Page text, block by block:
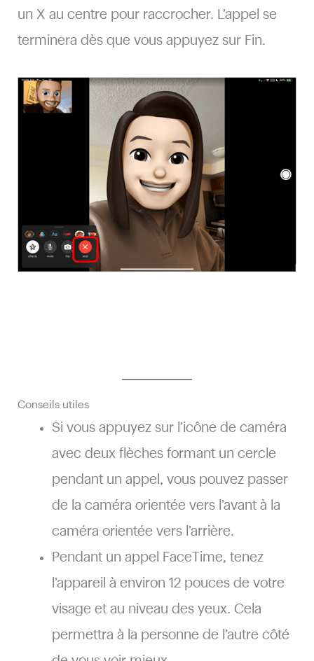
un X au centre pour raccrocher. L’appel se
terminera dès que vous appuyez sur Fin.
Conseils utiles
Si vous appuyez sur l’icône de caméra
avec deux flèches formant un cercle
pendant un appel, vous pouvez passer
de la caméra orientée vers l’avant à la
caméra orientée vers l’arrière.
Pendant un appel FaceTime, tenez
l’appareil à environ 12 pouces de votre
visage et au niveau des yeux. Cela
permettra à la personne de l’autre côté